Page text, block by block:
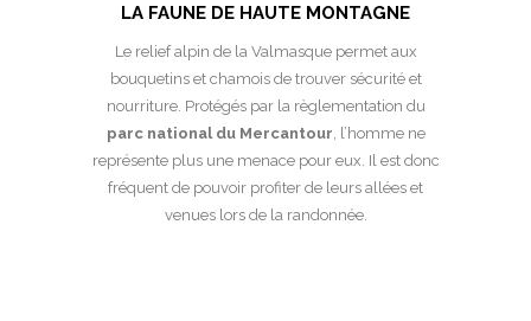
LA FAUNE DE HAUTE MONTAGNE
Le relief alpin de la Valmasque permet aux
bouquetins et chamois de trouver sécurité et
nourriture. Protégés par la règlementation du
parc national du Mercantour , l’homme ne
représente plus une menace pour eux. Il est donc
fréquent de pouvoir profiter de leurs allées et
venues lors de la randonnée.